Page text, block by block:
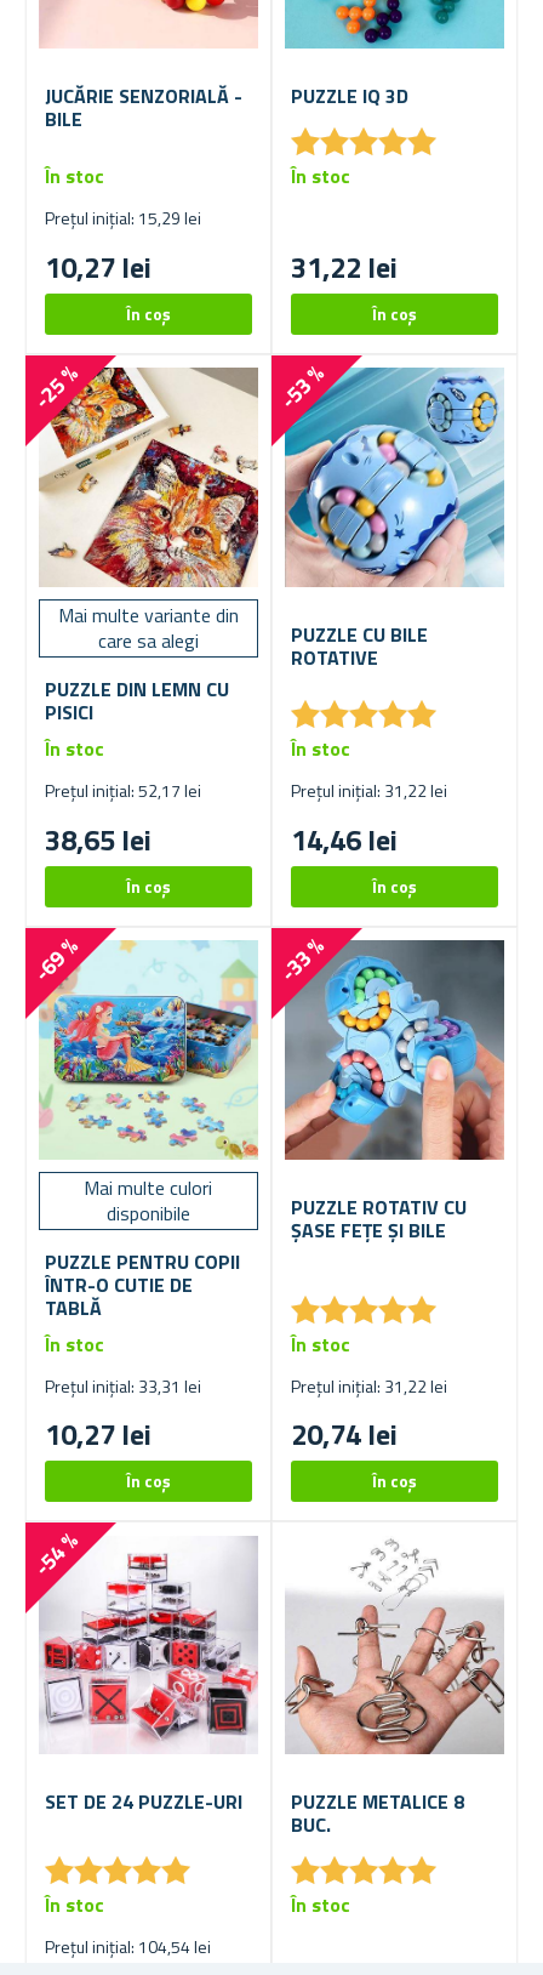
JUCĂRIE SENZORIALĂ -
BILE
Prețul inițial: 15,29 lei
10,27 lei
În stoc
PUZZLE IQ 3D
★★★★★
★★★★★
31,22 lei
În stoc
-25 %
Mai multe variante din
care sa alegi
PUZZLE DIN LEMN CU
PISICI
Prețul inițial: 52,17 lei
38,65 lei
În stoc
-53 %
PUZZLE CU BILE
ROTATIVE
★★★★★
★★★★★
Prețul inițial: 31,22 lei
14,46 lei
În stoc
-69 %
Mai multe culori
disponibile
PUZZLE PENTRU COPII
ÎNTR-O CUTIE DE
TABLĂ
Prețul inițial: 33,31 lei
10,27 lei
În stoc
-33 %
PUZZLE ROTATIV CU
ȘASE FEȚE ȘI BILE
★★★★★
★★★★★
Prețul inițial: 31,22 lei
20,74 lei
În stoc
-54 %
SET DE 24 PUZZLE-URI
★★★★★
★★★★★
Prețul inițial: 104,54 lei
În stoc
PUZZLE METALICE 8
BUC.
★★★★★
★★★★★
În stoc